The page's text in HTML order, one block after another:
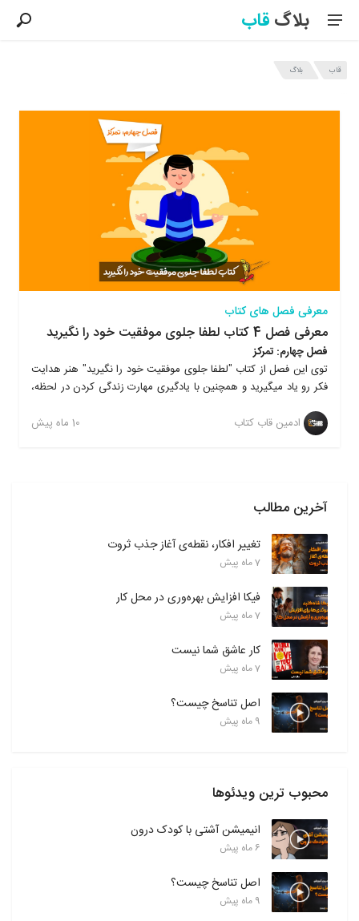
بلاگقاب
قاب بلاگ
آخرین مطالب
تغییر افکار، نقطه‌ی آغاز جذب ثروت
7 ماه پیش
فیکا افزایش بهره‌وری در محل کار
7 ماه پیش
کار عاشق شما نیست
7 ماه پیش
اصل تناسخ چیست؟
9 ماه پیش
محبوب ترین ویدئوها
انیمیشن آشتی با کودک درون
6 ماه پیش
اصل تناسخ چیست؟
9 ماه پیش
معرفی فصل های کتاب
معرفی فصل 4 کتاب لطفا جلوی موفقیت خود را نگیرید
فصل چهارم: تمرکز
توی این فصل از کتاب "لطفا جلوی موفقیت خود را نگیرید" هنر هدایت
فکر رو یاد میگیرید و همچنین با یادگیری مهارت زندگی کردن در لحظه،
عملی ماندگاری آموخته هاتون رو توی ذهنتون تا چندین برابر افزایش
میدید. با خوندن کتاب لطفا جلوی موفقیت خود را نگیرید، یاد میگیرید
نوشته شده و در پایان هر فصل تمرینات عملی داره که این تمرینات،
ایجاد روحیه عملگرایی میشه.
ادمین قاب کتاب 10 ماه پیش